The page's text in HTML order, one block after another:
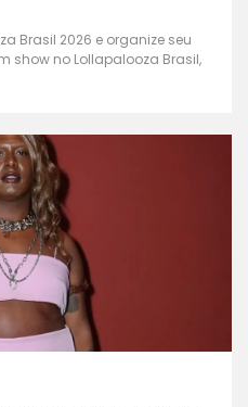
Brasil 2026 e organize seu
show no Lollapalooza Brasil,